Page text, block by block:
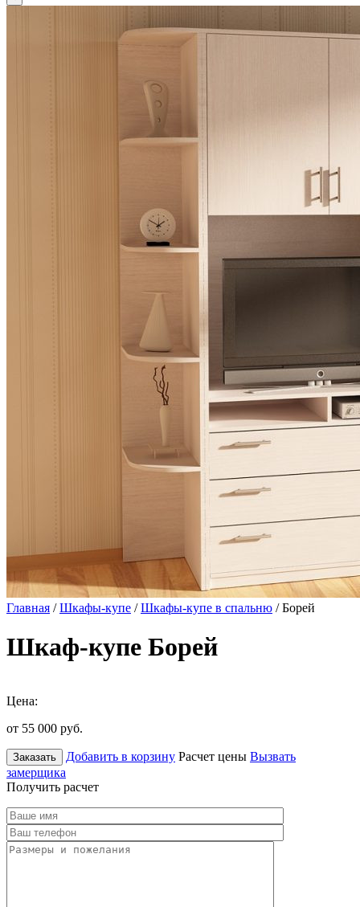
Главная /Шкафы-купе /Шкафы-купе в спальню / Борей
Шкаф-купе Борей
Цена:
от 55 000 руб.
Заказать Добавить в корзину Расчет цены Вызвать
замерщика
Получить расчет